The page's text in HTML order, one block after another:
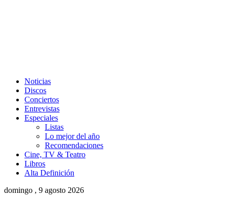
Noticias
Discos
Conciertos
Entrevistas
Especiales
Listas
Lo mejor del año
Recomendaciones
Cine, TV & Teatro
Libros
Alta Definición
domingo , 9 agosto 2026